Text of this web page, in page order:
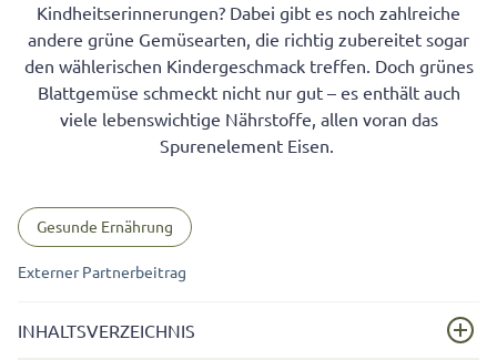
Kindheitserinnerungen? Dabei gibt es noch zahlreiche
andere grüne Gemüsearten, die richtig zubereitet sogar
den wählerischen Kindergeschmack treffen. Doch grünes
Blattgemüse schmeckt nicht nur gut – es enthält auch
viele lebenswichtige Nährstoffe, allen voran das
Spurenelement Eisen.
Gesunde Ernährung
Externer Partnerbeitrag
INHALTSVERZEICHNIS